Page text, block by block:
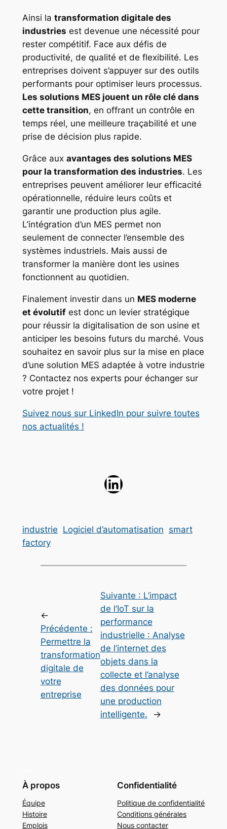
Ainsi la transformation digitale des
industries est devenue une nécessité pour
rester compétitif. Face aux défis de
productivité, de qualité et de flexibilité. Les
entreprises doivent s’appuyer sur des outils
performants pour optimiser leurs processus.
Les solutions MES jouent un rôle clé dans
cette transition, en offrant un contrôle en
temps réel, une meilleure traçabilité et une
prise de décision plus rapide.
Grâce aux avantages des solutions MES
pour la transformation des industries. Les
entreprises peuvent améliorer leur efficacité
opérationnelle, réduire leurs coûts et
garantir une production plus agile.
L’intégration d’un MES permet non
seulement de connecter l’ensemble des
systèmes industriels. Mais aussi de
transformer la manière dont les usines
fonctionnent au quotidien.
Finalement investir dans un MES moderne
et évolutifest donc un levier stratégique
pour réussir la digitalisation de son usine et
anticiper les besoins futurs du marché. Vous
souhaitez en savoir plus sur la mise en place
d’une solution MES adaptée à votre industrie
? Contactez nos experts pour échanger sur
votre projet !
Suivez nous sur LinkedIn pour suivre toutes
nos actualités !
industrie Logiciel d’automatisation smart
factory
←
Précédente :
Permettre la
transformation
digitale de
votre
entreprise
Suivante : L’impact
de l’IoT sur la
performance
industrielle : Analyse
de l’internet des
objets dans la
collecte et l’analyse
des données pour
une production
intelligente.
→
À propos
Équipe
Histoire
Emplois
Confidentialité
Politique de confidentialité
Conditions générales
Nous contacter